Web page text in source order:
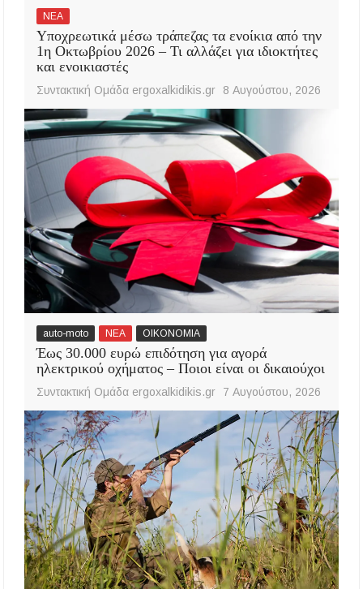
ΝΕΑ
Υποχρεωτικά μέσω τράπεζας τα ενοίκια από την
1η Οκτωβρίου 2026 – Τι αλλάζει για ιδιοκτήτες
και ενοικιαστές
Συντακτική Ομάδα ergoxalkidikis.gr 8 Αυγούστου, 2026
auto-moto ΝΕΑ ΟΙΚΟΝΟΜΙΑ
Έως 30.000 ευρώ επιδότηση για αγορά
ηλεκτρικού οχήματος – Ποιοι είναι οι δικαιούχοι
Συντακτική Ομάδα ergoxalkidikis.gr 7 Αυγούστου, 2026